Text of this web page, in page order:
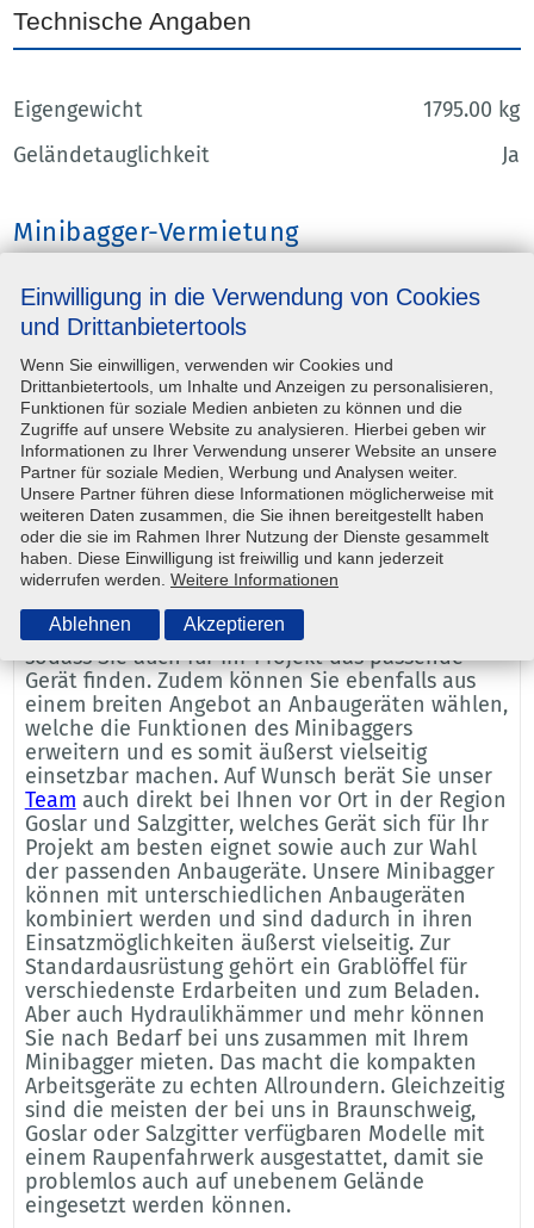
Technische Angaben
Eigengewicht
1795.00 kg
Geländetauglichkeit
Ja
Minibagger-Vermietung
vielseitig einsetzbares Gerät für Ihre Sanierungs-
oder Bauarbeiten? Dann ist womöglich ein
Steinwedel in Braunschweig finden Sie eine
Vielzahl unterschiedlichster Geräte. Als Teil von
SYSTEM LIFT vermieten wir sogar deutschland- und
europaweit. Wir freuen uns auf IhreAnfrage!
Für jedes Projekt den passenden
Minibagger mieten
Minibagger können Sie bei Steinwedel in den
unterschiedlichsten Ausführungen mieten,
sodass Sie auch für Ihr Projekt das passende
Gerät finden. Zudem können Sie ebenfalls aus
einem breiten Angebot an Anbaugeräten wählen,
welche die Funktionen des Minibaggers
erweitern und es somit äußerst vielseitig
einsetzbar machen. Auf Wunsch berät Sie unser
Team auch direkt bei Ihnen vor Ort in der Region
Goslar und Salzgitter, welches Gerät sich für Ihr
Projekt am besten eignet sowie auch zur Wahl
der passenden Anbaugeräte. Unsere Minibagger
können mit unterschiedlichen Anbaugeräten
kombiniert werden und sind dadurch in ihren
Einsatzmöglichkeiten äußerst vielseitig. Zur
Standardausrüstung gehört ein Grablöffel für
verschiedenste Erdarbeiten und zum Beladen.
Aber auch Hydraulikhämmer und mehr können
Sie nach Bedarf bei uns zusammen mit Ihrem
Minibagger mieten. Das macht die kompakten
Arbeitsgeräte zu echten Allroundern. Gleichzeitig
sind die meisten der bei uns in Braunschweig,
Goslar oder Salzgitter verfügbaren Modelle mit
einem Raupenfahrwerk ausgestattet, damit sie
problemlos auch auf unebenem Gelände
eingesetzt werden können.
Einwilligung in die Verwendung von Cookies
und Drittanbietertools
Wenn Sie einwilligen, verwenden wir Cookies und
Drittanbietertools, um Inhalte und Anzeigen zu personalisieren,
Funktionen für soziale Medien anbieten zu können und die
Zugriffe auf unsere Website zu analysieren. Hierbei geben wir
Informationen zu Ihrer Verwendung unserer Website an unsere
Partner für soziale Medien, Werbung und Analysen weiter.
Unsere Partner führen diese Informationen möglicherweise mit
weiteren Daten zusammen, die Sie ihnen bereitgestellt haben
oder die sie im Rahmen Ihrer Nutzung der Dienste gesammelt
haben. Diese Einwilligung ist freiwillig und kann jederzeit
widerrufen werden. Weitere Informationen
Ablehnen Akzeptieren